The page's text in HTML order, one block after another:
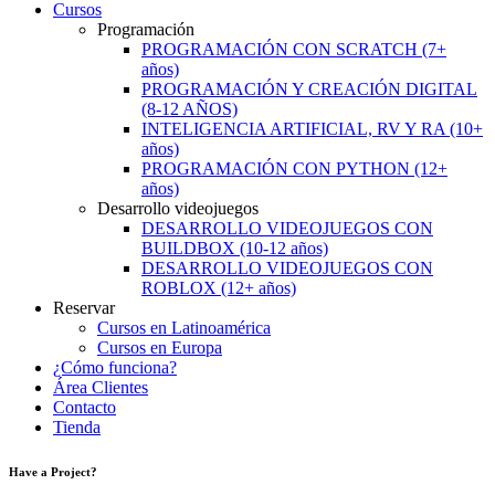
Cursos
Programación
PROGRAMACIÓN CON SCRATCH (7+
años)
PROGRAMACIÓN Y CREACIÓN DIGITAL
(8-12 AÑOS)
INTELIGENCIA ARTIFICIAL, RV Y RA (10+
años)
PROGRAMACIÓN CON PYTHON (12+
años)
Desarrollo videojuegos
DESARROLLO VIDEOJUEGOS CON
BUILDBOX (10-12 años)
DESARROLLO VIDEOJUEGOS CON
ROBLOX (12+ años)
Reservar
Cursos en Latinoamérica
Cursos en Europa
¿Cómo funciona?
Área Clientes
Contacto
Tienda
Have a Project?